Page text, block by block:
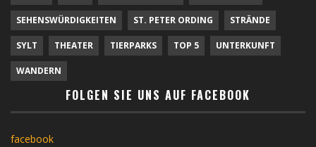
SEHENSWÜRDIGKEITEN ST. PETER ORDING STRÄNDE
SYLT THEATER TIERPARKS TOP 5 UNTERKUNFT
WANDERN
FOLGEN SIE UNS AUF FACEBOOK
facebook